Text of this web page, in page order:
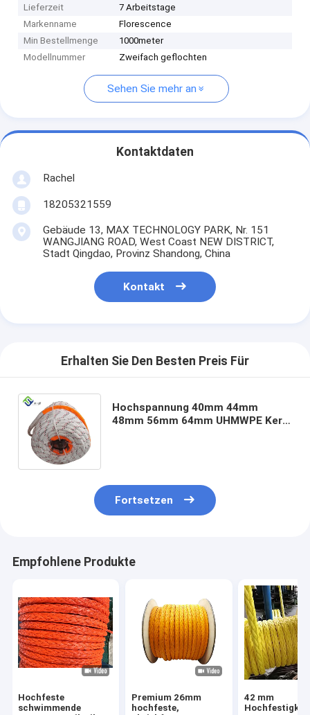
Lieferzeit
7 Arbeitstage
Markenname
Florescence
Min Bestellmenge
1000meter
Modellnummer
Zweifach geflochten
Sehen Sie mehr an
Kontaktdaten
Rachel
18205321559
Gebäude 13, MAX TECHNOLOGY PARK, Nr. 151
WANGJIANG ROAD, West Coast NEW DISTRICT,
Stadt Qingdao, Provinz Shandong, China
Kontakt
Erhalten Sie Den Besten Preis Für
Hochspannung 40mm 44mm
48mm 56mm 64mm UHMWPE Kern
Fortsetzen
Empfohlene Produkte
Hochfeste
schwimmende
Premium 26mm
hochfeste,
42 mm